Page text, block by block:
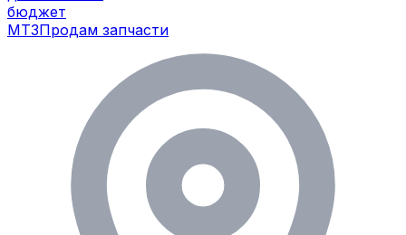
бюджет
МТЗПродам запчасти